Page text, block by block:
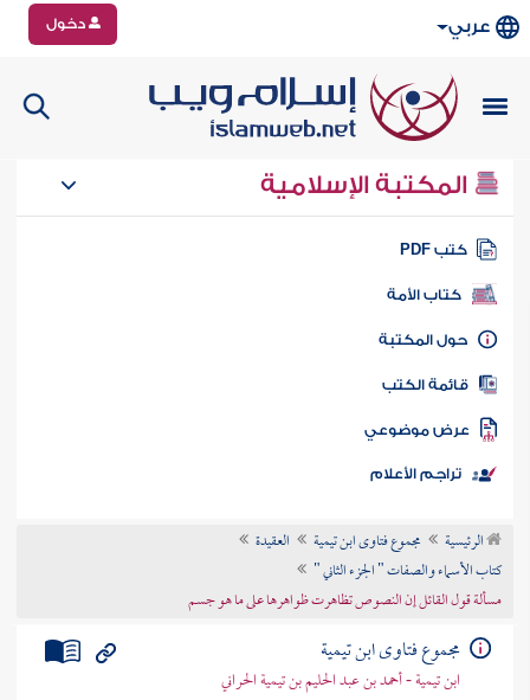
عربي دخول
المكتبة الإسلامية
كتب PDF
كتاب الأمة
المكتبة
الكتب
موضوعي
تراجم الأعلام
الرئيسية مجموع فتاوى ابن تيمية
العقيدة
كتاب الأسماء والصفات " الجزء الثاني "
مسألة قول القائل إن النصوص تظاهرت ظواهرها على ما هو جسم
مجموع فتاوى ابن تيمية
ابن تيمية - أحمد بن عبد الحليم بن تيمية الحراني